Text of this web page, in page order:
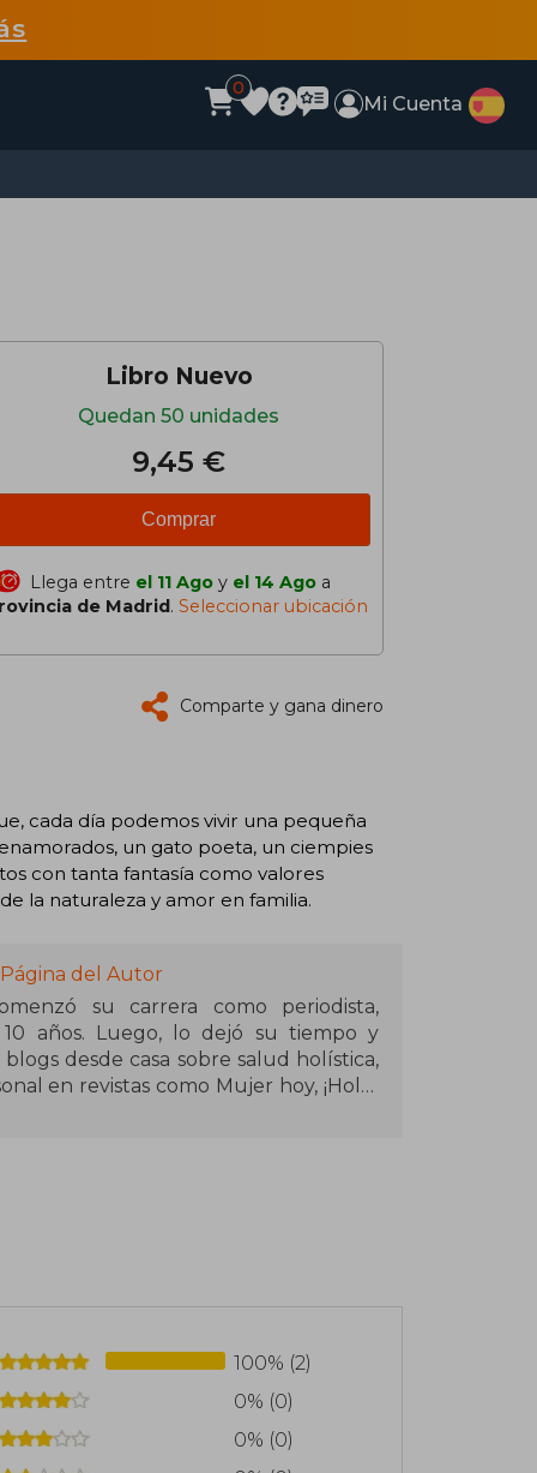
0
Mi Cuenta
Libro Nuevo
Quedan 50 unidades
9,45 €
Comprar
Llega entre el 11 Ago y el 14 Ago a
de Madrid. Seleccionar ubicación
Comparte y gana dinero
cada día podemos vivir una pequeña
un gato poeta, un ciempies
con tanta fantasía como valores
la naturaleza y amor en familia.
del Autor
su carrera como periodista,
años. Luego, lo dejó su tiempo y
desde casa sobre salud holística,
en revistas como Mujer hoy, ¡Hola!,
o Psicología Práctica. Años después
100% (2)
0% (0)
0% (0)